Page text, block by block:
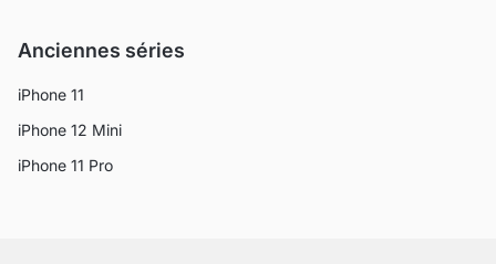
Anciennes séries
iPhone 11
iPhone 12 Mini
iPhone 11 Pro